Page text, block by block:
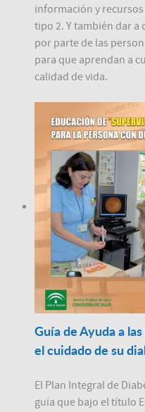
información y
tipo 2. Y también dar a
por parte de las
para que aprendan a
calidad de vida.
Guía de Ayuda a
el cuidado de su
El Plan Integral de
guía que bajo el título